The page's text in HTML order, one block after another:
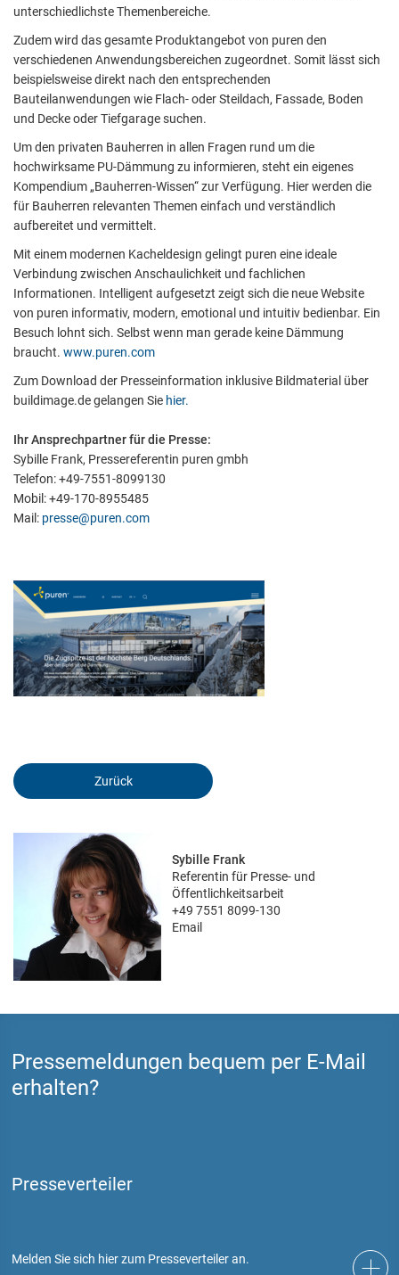
unterschiedlichste Themenbereiche.
Zudem wird das gesamte Produktangebot von puren den
verschiedenen Anwendungsbereichen zugeordnet. Somit lässt sich
beispielsweise direkt nach den entsprechenden
Bauteilanwendungen wie Flach- oder Steildach, Fassade, Boden
und Decke oder Tiefgarage suchen.
Um den privaten Bauherren in allen Fragen rund um die
hochwirksame PU-Dämmung zu informieren, steht ein eigenes
Kompendium „Bauherren-Wissen“ zur Verfügung. Hier werden die
für Bauherren relevanten Themen einfach und verständlich
aufbereitet und vermittelt.
Mit einem modernen Kacheldesign gelingt puren eine ideale
Verbindung zwischen Anschaulichkeit und fachlichen
Informationen. Intelligent aufgesetzt zeigt sich die neue Website
von puren informativ, modern, emotional und intuitiv bedienbar. Ein
Besuch lohnt sich. Selbst wenn man gerade keine Dämmung
braucht. www.puren.com
Zum Download der Presseinformation inklusive Bildmaterial über
buildimage.de gelangen Sie hier.
Ihr Ansprechpartner für die Presse:
Sybille Frank, Pressereferentin puren gmbh
Telefon: +49-7551-8099130
Mobil: +49-170-8955485
Mail: presse@puren.com
Zurück
Pressemeldungen bequem per E-Mail
erhalten?
Presseverteiler
Melden Sie sich hier zum Presseverteiler an.
Sybille Frank
Referentin für Presse- und
Öffentlichkeitsarbeit
+49 7551 8099-130
Email
Notwendig
helfen dabei, unsere Website nutzbar zu machen sowie Zugriffe
auf sichere Bereiche unserer Website ermöglichen.
Cookie Informationen anzeigen
website. Such as YouTube, Instagram or similar providers.
Cookie Informationen anzeigen
anonymes Tracking zu aktivieren. Hierbei werden können
anonymisierte Daten an eventuelle Drittanbieter weitergeleitet.
Akzeptieren
Impressum Datenschutz